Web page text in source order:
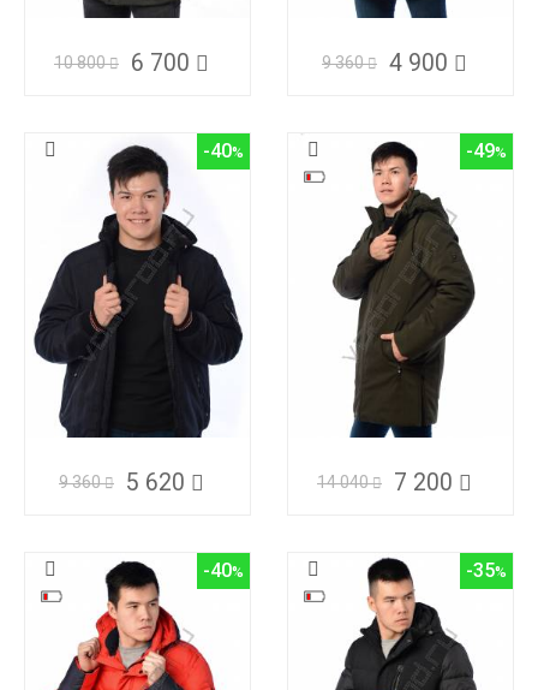
10 800 6 700 9 360 4 900
-40
9 360 5 620
-49
14 040 7 200
-40 -35